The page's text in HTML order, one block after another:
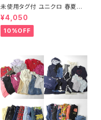
未使用タグ付 ユニクロ 春夏レ
ディース15点セット Tシャツ+ニ
ット+ワンピース+ジャケット＋ブ
ラトップ等
¥4,050
10%OFF